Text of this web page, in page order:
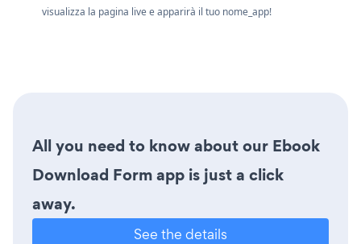
visualizza la pagina live e apparirà il tuo nome_app!
All you need to know about our Ebook
Download Form app is just a click
away.
See the details